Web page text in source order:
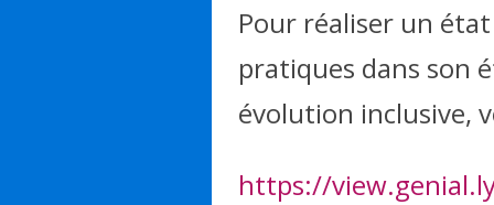
e
b
o
o
k
k
e
dI
n
at
s
A
p
p
e
sk
y
ai
l
Pour réaliser un
pratiques dans son
évolution inclusive,
https://